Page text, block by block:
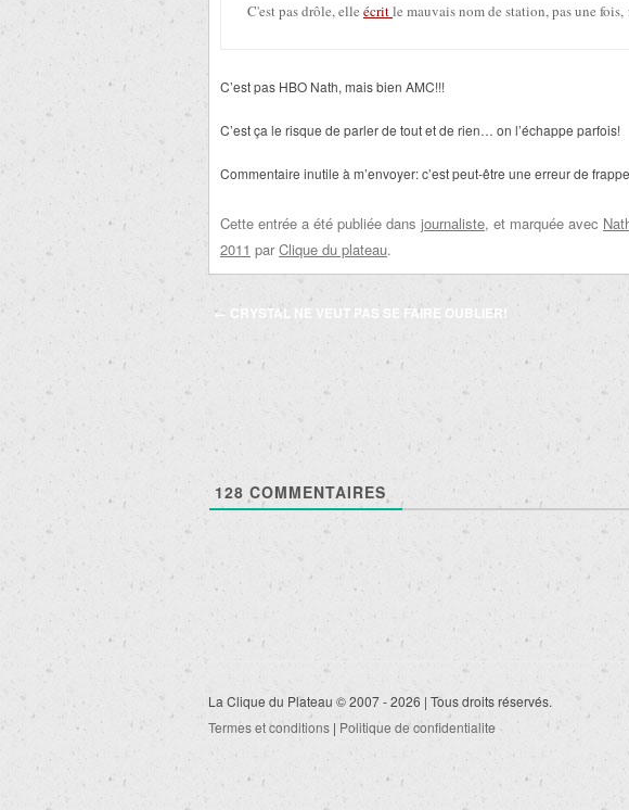
C'est pas drôle, elle écritle mauvais nom de station, pas une fois,
C’est pas HBO Nath, mais bien AMC!!!
C’est ça le risque de parler de tout et de rien… on l’échappe parfois!
Commentaire inutile à m’envoyer: c’est peut-être une erreur de
Cette entrée a été publiée dans journaliste, et marquée avec
2011 par Clique du plateau.
Navigation
articles
← CRYSTAL NE VEUT PAS SE FAIRE OUBLIER!
128 COMMENTAIRES
La Clique du Plateau © 2007 - 2026 | Tous droits réservés.
Termes et conditions | Politique de confidentialite